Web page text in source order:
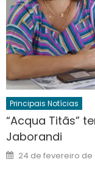
Principais Notícias
“Acqua Titãs”
Jaborandi
Posted
on
24 de fevereiro de